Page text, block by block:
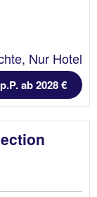
Nur Hotel
ab 2028 €